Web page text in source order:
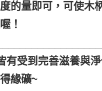
的量即可，可使木
！
有受到完善滋養與
緣礦~